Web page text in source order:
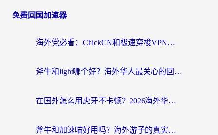
免费回国加速器
海外党必看：ChickCN和极速穿梭VPN好用吗？3招教你选对回国加速器无缝刷国内资源
斧牛和light哪个好？海外华人最关心的回国加速器选择难题，一篇讲透
在国外怎么用虎牙不卡顿？2026海外华人亲测有效的回国加速器选择指南
斧牛和加速喵好用吗？海外游子的真实选择困境